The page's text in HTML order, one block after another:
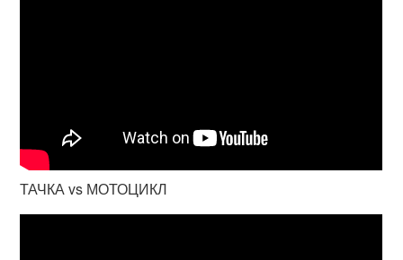
ТАЧКА vs МОТОЦИКЛ